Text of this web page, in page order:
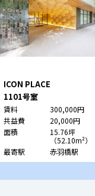
ICON PLACE
SHIBAKOEN
1101号室
賃料
300,000円
共益費
20,000円
面積
15.76坪
（52.10m²）
最寄駅
赤羽橋駅